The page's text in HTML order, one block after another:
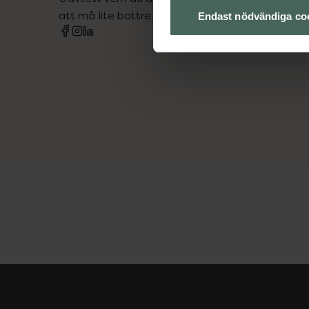
Endast nödvändiga
att må lite bättre. Välkommen att prata med